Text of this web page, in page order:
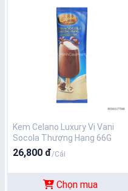
Kem Celano Luxury Vị Vani
Socola Thượng Hạng 66G
26,800 đ/Cái
Chọn mua